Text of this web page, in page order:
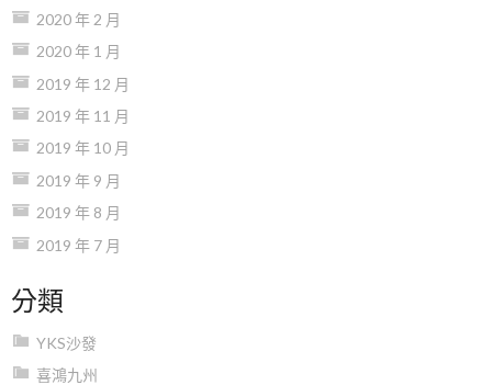
2020 年 2 月
2020 年 1 月
2019 年 12 月
2019 年 11 月
2019 年 10 月
2019 年 9 月
2019 年 8 月
2019 年 7 月
分類
YKS沙發
喜鴻九州